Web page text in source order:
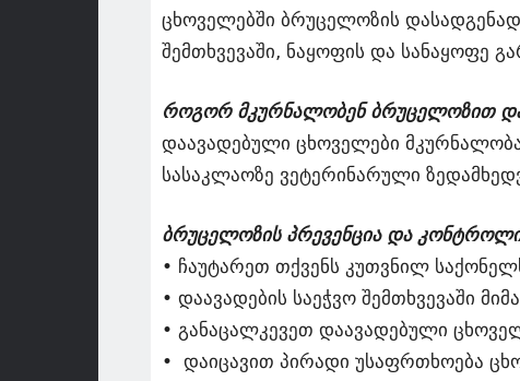
ცხოველებში ბრუცელოზის
შემთხვევაში, ნაყოფის და სანაყოფე
როგორ მკურნალობენ ბრუცელოზით
დაავადებული ცხოველები
სასაკლაოზე ვეტერინარული
ბრუცელოზის პრევენცია და
• ჩაუტარეთ თქვენს კუთვნილ
• დაავადების საეჭვო შემთხვევაში
• განაცალკევეთ დაავადებული
• დაიცავით პირადი უსაფრთხოება